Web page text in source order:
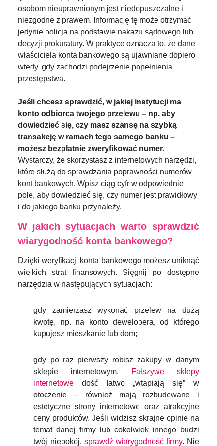
osobom nieuprawnionym jest niedopuszczalne i
niezgodne z prawem. Informację tę może otrzymać
jedynie policja na podstawie nakazu sądowego lub
decyzji prokuratury. W praktyce oznacza to, że dane
właściciela konta bankowego są ujawniane dopiero
wtedy, gdy zachodzi podejrzenie popełnienia
przestępstwa.
Jeśli chcesz sprawdzić, w jakiej instytucji ma
konto odbiorca twojego przelewu – np. aby
dowiedzieć się, czy masz szansę na szybką
transakcję w ramach tego samego banku –
możesz bezpłatnie zweryfikować numer.
Wystarczy, że skorzystasz z internetowych narzędzi,
które służą do sprawdzania poprawności numerów
kont bankowych. Wpisz ciąg cyfr w odpowiednie
pole, aby dowiedzieć się, czy numer jest prawidłowy
i do jakiego banku przynależy.
W jakich sytuacjach warto sprawdzić
wiarygodność konta bankowego?
Dzięki weryfikacji konta bankowego możesz uniknąć
wielkich strat finansowych. Sięgnij po dostępne
narzędzia w następujących sytuacjach:
gdy zamierzasz wykonać przelew na dużą
kwotę, np. na konto dewelopera, od którego
kupujesz mieszkanie lub dom;
gdy po raz pierwszy robisz zakupy w danym
sklepie internetowym.
Fałszywe sklepy
internetowe dość łatwo „wtapiają się” w
otoczenie – również mają rozbudowane i
estetyczne strony internetowe oraz atrakcyjne
ceny produktów. Jeśli widzisz skrajne opinie na
temat danej firmy lub cokolwiek innego budzi
twój niepokój, sprawdź wiarygodność firmy. Nie